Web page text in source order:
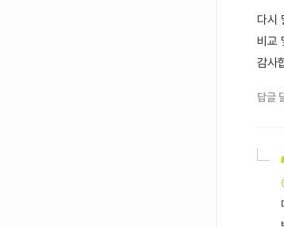
다시
비교
감사
답글